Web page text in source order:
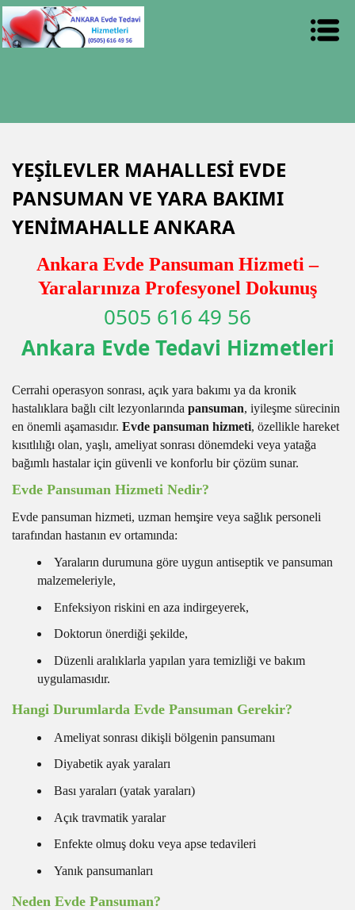
YEŞİLEVLER MAHALLESİ EVDE
PANSUMAN VE YARA BAKIMI
YENİMAHALLE ANKARA
Ankara Evde Pansuman Hizmeti –
Yaralarınıza Profesyonel Dokunuş
0505 616 49 56
Ankara Evde Tedavi Hizmetleri
Cerrahi operasyon sonrası, açık yara bakımı ya da kronik
hastalıklara bağlı cilt lezyonlarında pansuman, iyileşme sürecinin
en önemli aşamasıdır. Evde pansuman hizmeti, özellikle hareket
kısıtlılığı olan, yaşlı, ameliyat sonrası dönemdeki veya yatağa
bağımlı hastalar için güvenli ve konforlu bir çözüm sunar.
Evde Pansuman Hizmeti Nedir?
Evde pansuman hizmeti, uzman hemşire veya sağlık personeli
tarafından hastanın ev ortamında:
Yaraların durumuna göre uygun antiseptik ve pansuman
malzemeleriyle,
Enfeksiyon riskini en aza indirgeyerek,
Doktorun önerdiği şekilde,
Düzenli aralıklarla yapılan yara temizliği ve bakım
uygulamasıdır.
Hangi Durumlarda Evde Pansuman Gerekir?
Ameliyat sonrası dikişli bölgenin pansumanı
Diyabetik ayak yaraları
Bası yaraları (yatak yaraları)
Açık travmatik yaralar
Enfekte olmuş doku veya apse tedavileri
Yanık pansumanları
Neden Evde Pansuman?